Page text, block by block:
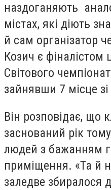
наздоганяють
містах, які діють
й сам організатор
Козич є фіналістом
Світового
зайнявши 7 місце
Він розповідає, що
заснований рік
людей з бажанням
приміщення. «Та й
заледве збиралося